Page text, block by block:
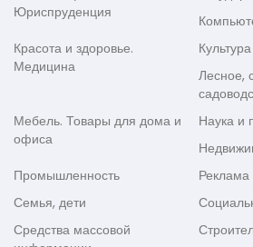
Юриспруденция
Красота и здоровье.
Медицина
Лесное,
Мебель. Товары для дома и
офиса
Наука и
Промышленность
Семья, дети
Средства массовой